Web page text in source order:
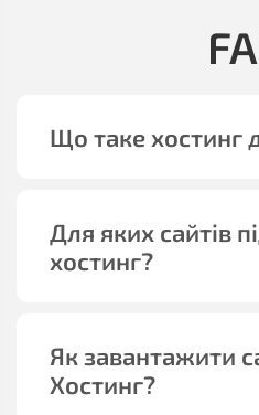
Що таке хостинг
Для яких сайтів
хостинг?
Як завантажити
Хостинг?